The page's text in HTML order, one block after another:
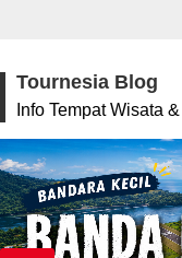
Tournesia Blog
Info Tempat Wisata